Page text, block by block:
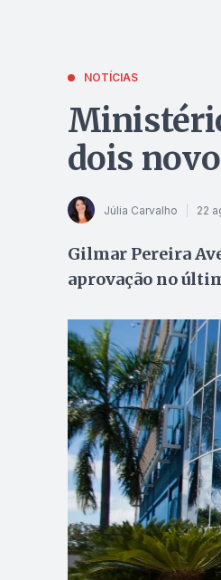
NOTÍCIAS
dois
Júlia Carvalho 22
Gilmar Pereira
aprovação no